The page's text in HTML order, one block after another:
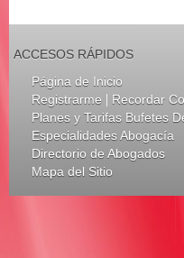
ACCESOS RÁPIDOS
Página de Inicio
Registrarme | Recordar
Planes y Tarifas Bufetes
Especialidades Abogacía
Directorio de Abogados
Mapa del Sitio